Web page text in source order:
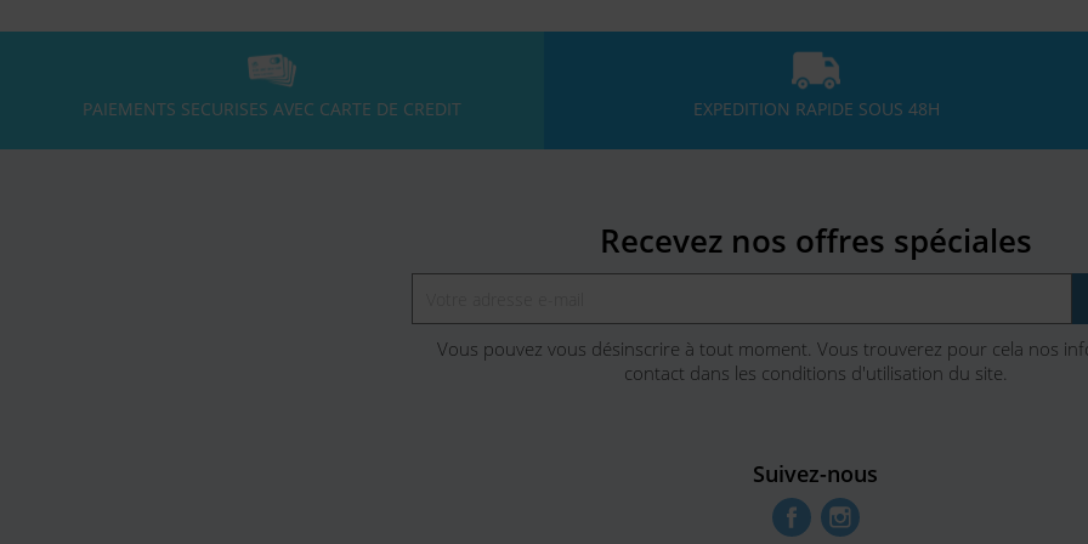
PAIEMENTS SECURISES AVEC CARTE DE CREDIT EXPEDITION RAPIDE SOUS 48H
Recevez nos offres spéciales
Vous pouvez vous désinscrire à tout moment. Vous trouverez pour cela nos
contact dans les conditions d'utilisation du site.
Suivez-nous
FacebookInstagram